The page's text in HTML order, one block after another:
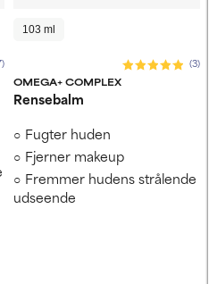
103 ml
OMEGA+ COMPLEX
(3)
Rensebalm
Fugter huden
Fjerner makeup
Fremmer hudens strålende
udseende